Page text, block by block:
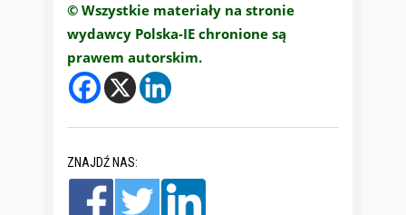
© Wszystkie materiały na stronie
wydawcy Polska-IE chronione są
prawem autorskim.
ZNAJDŹ NAS: